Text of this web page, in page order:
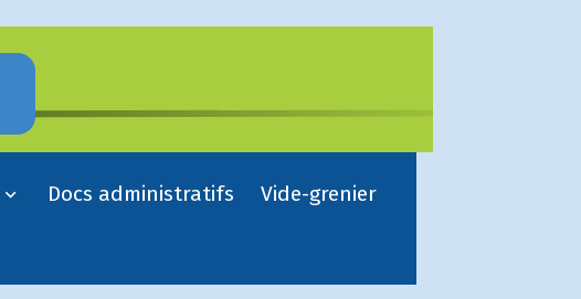
Docs administratifs
Vide-grenier